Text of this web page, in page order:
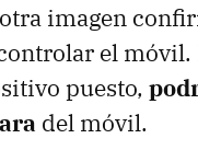
imagen
el
puesto,
del móvil.